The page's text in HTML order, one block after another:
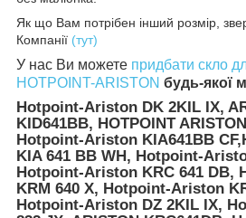
Як що Вам потрібен інший розмір,
Компанії (тут)
У нас Ви можете придбати скло
HOTPOINT-ARISTON будь-якої
Hotpoint-Ariston DK 2KIL IX,
KID641BB, HOTPOINT
Hotpoint-Ariston KIA641BB
KIA 641 BB WH, Hotpoint-
Hotpoint-Ariston KRC 641 DB,
KRM 640 X, Hotpoint-Ariston
Hotpoint-Ariston DZ 2KIL IX,